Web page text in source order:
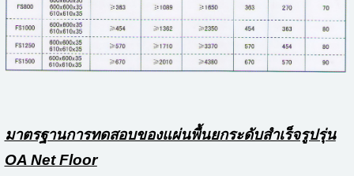
มาตรฐานการทดสอบของแผ่นพื้นยกระดับสำเร็จรูปรุ่น
OA Net Floor